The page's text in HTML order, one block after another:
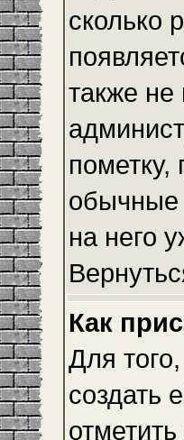
сколько
также не
пометку,
обычные
на него
Как
Для
создать